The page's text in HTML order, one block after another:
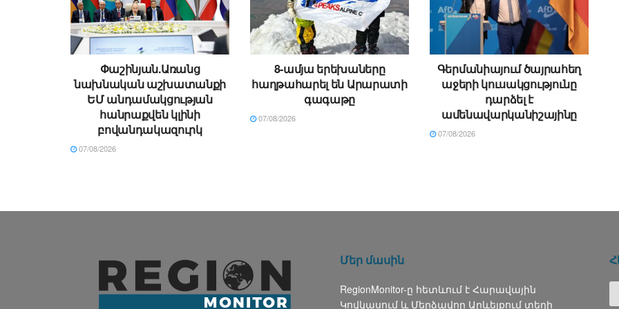
Փաշինյան.Առանց
նախնական աշխատանքի
ԵՄ անդամակցության
հանրաքվեն կլինի
բովանդակազուրկ
07/08/2026
8-ամյա երեխաները
հաղթահարել են Արարատի
գագաթը
07/08/2026
Գերմանիայում ծայրահեղ
աջերի կուսակցությունը
դարձել է
ամենավարկանիշայինը
07/08/2026
Մեր մասին
RegionMonitor-ը հետևում է Հարավային
Կովկասում և Մերձավոր Արևելքում տեղի